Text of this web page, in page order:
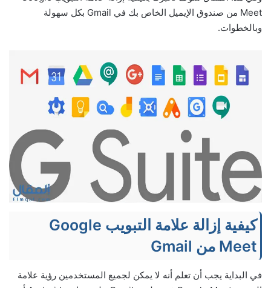
Meet من صندوق الإيميل الخاص بك في Gmail بكل سهولة
وبالخطوات.
كيفية إزالة علامة التبويب Google
Meet من Gmail
في البداية يجب أن تعلم أنه لا يمكن لجميع المستخدمين رؤية علامة